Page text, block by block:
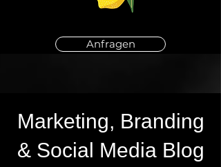
Anfragen
Marketing, Branding
& Social Media Blog